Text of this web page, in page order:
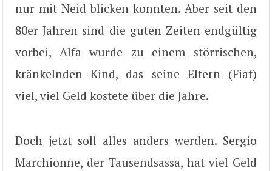
nur mit Neid blicken konnten. Aber seit den
80er Jahren sind die guten Zeiten endgültig
vorbei, Alfa wurde zu einem störrischen,
kränkelnden Kind, das seine Eltern (Fiat)
viel, viel Geld kostete über die Jahre.
Doch jetzt soll alles anders werden. Sergio
Marchionne, der Tausendsassa, hat viel Geld